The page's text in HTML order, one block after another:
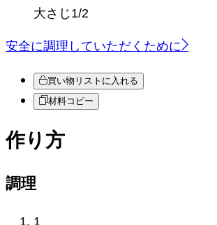
大さじ1/2
安全に調理していただくために
買い物リストに入れる
材料コピー
作り方
調理
1